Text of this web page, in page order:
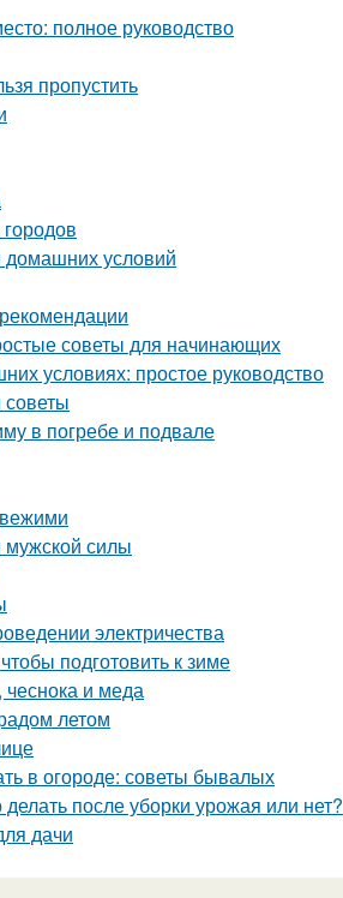
полное руководство
пропустить
домашних условий
советы для начинающих
условиях: простое руководство
в погребе и подвале
силы
электричества
подготовить к зиме
и меда
летом
в огороде: советы бывалых
после уборки урожая или нет?
дачи